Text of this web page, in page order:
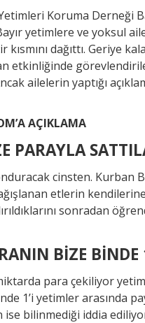
Koruma Derneği
yetimlere ve yoksul
dağıttı. Geriye
etkinliğinde
ailelerin yaptığı
AÇIKLAMA
PARAYLA
cinsten. Kurban
etlerin kendilerine
sonradan
BİZE BİNDE
para çekiliyor
1’i yetimler arasında
ise bilinmediği iddia